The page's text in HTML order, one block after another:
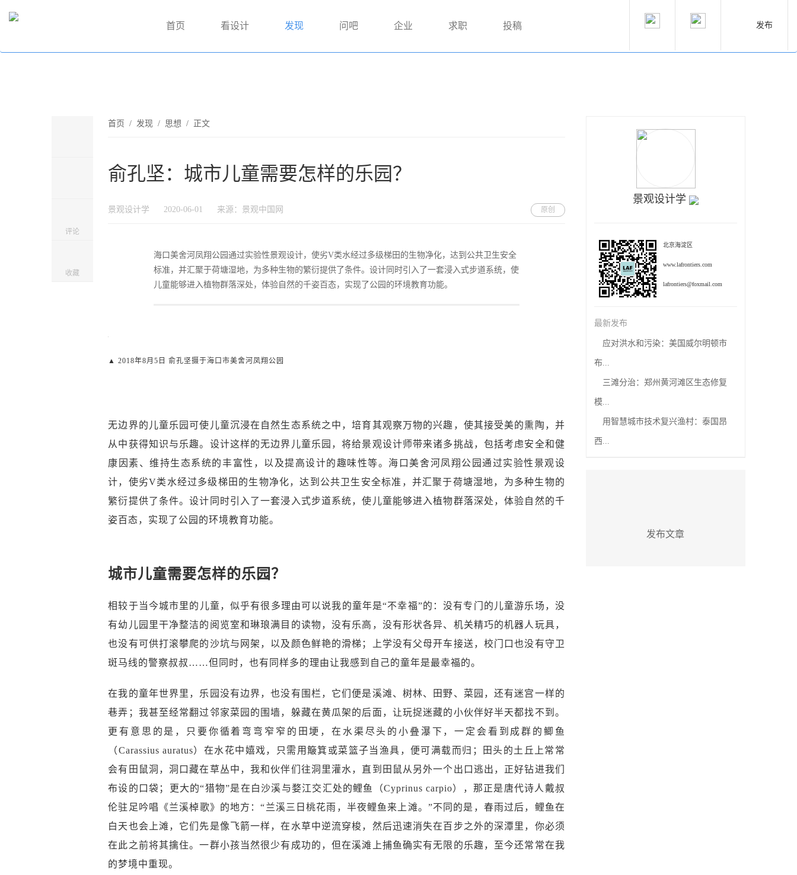
首页 看设计 发现 问吧 企业 求职 投稿 发布
评论
收藏
首页 /发现 / 思想 / 正文
俞孔坚：城市儿童需要怎样的乐园？
景观设计学 2020-06-01 来源：景观中国网 原创
海口美舍河凤翔公园通过实验性景观设计，使劣V类水经过多级梯田的生物净化，达到公共卫生安全
标准，并汇聚于荷塘湿地，为多种生物的繁衍提供了条件。设计同时引入了一套浸入式步道系统，使
儿童能够进入植物群落深处，体验自然的千姿百态，实现了公园的环境教育功能。
▲ 2018年8月5日 俞孔坚摄于海口市美舍河凤翔公园
无边界的儿童乐园可使儿童沉浸在自然生态系统之中，培育其观察万物的兴趣，使其接受美的熏陶，并
从中获得知识与乐趣。设计这样的无边界儿童乐园，将给景观设计师带来诸多挑战，包括考虑安全和健
康因素、维持生态系统的丰富性，以及提高设计的趣味性等。海口美舍河凤翔公园通过实验性景观设
计，使劣V类水经过多级梯田的生物净化，达到公共卫生安全标准，并汇聚于荷塘湿地，为多种生物的
繁衍提供了条件。设计同时引入了一套浸入式步道系统，使儿童能够进入植物群落深处，体验自然的千
姿百态，实现了公园的环境教育功能。
城市儿童需要怎样的乐园？
相较于当今城市里的儿童，似乎有很多理由可以说我的童年是“不幸福”的：没有专门的儿童游乐场，没
有幼儿园里干净整洁的阅览室和琳琅满目的读物，没有乐高，没有形状各异、机关精巧的机器人玩具，
也没有可供打滚攀爬的沙坑与网架，以及颜色鲜艳的滑梯；上学没有父母开车接送，校门口也没有守卫
斑马线的警察叔叔……但同时，也有同样多的理由让我感到自己的童年是最幸福的。
在我的童年世界里，乐园没有边界，也没有围栏，它们便是溪滩、树林、田野、菜园，还有迷宫一样的
巷弄；我甚至经常翻过邻家菜园的围墙，躲藏在黄瓜架的后面，让玩捉迷藏的小伙伴好半天都找不到。
更有意思的是，只要你循着弯弯窄窄的田埂，在水渠尽头的小叠瀑下，一定会看到成群的鲫鱼
（Carassius auratus）在水花中嬉戏，只需用簸箕或菜篮子当渔具，便可满载而归；田头的土丘上常常
会有田鼠洞，洞口藏在草丛中，我和伙伴们往洞里灌水，直到田鼠从另外一个出口逃出，正好钻进我们
布设的口袋；更大的“猎物”是在白沙溪与婺江交汇处的鲤鱼（Cyprinus carpio），那正是唐代诗人戴叔
伦驻足吟唱《兰溪棹歌》的地方：“兰溪三日桃花雨，半夜鲤鱼来上滩。”不同的是，春雨过后，鲤鱼在
白天也会上滩，它们先是像飞箭一样，在水草中逆流穿梭，然后迅速消失在百步之外的深潭里，你必须
在此之前将其擒住。一群小孩当然很少有成功的，但在溪滩上捕鱼确实有无限的乐趣，至今还常常在我
的梦境中重现。
景观设计学
北京海淀区
www.lafrontiers.com
lafrontiers@foxmail.com
最新发布
应对洪水和污染：美国威尔明顿市
布...
三滩分治：郑州黄河滩区生态修复
模...
用智慧城市技术复兴渔村：泰国昂
西...
发布文章